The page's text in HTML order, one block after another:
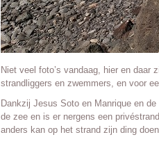
Niet veel foto’s vandaag, hier en daar
strandliggers en zwemmers, en voor
Dankzij Jesus Soto en Manrique en
de zee en is er nergens een
anders kan op het strand zijn ding